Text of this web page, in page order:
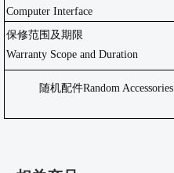
Computer Interface
保修范围及期限
Warranty Scope and Duration
随机配件Random Accessories